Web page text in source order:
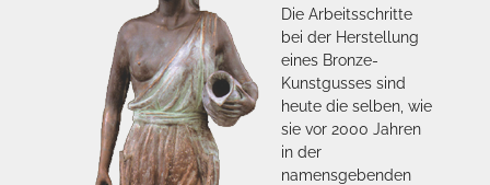
Die Arbeitsschritte
bei der Herstellung
eines Bronze-
Kunstgusses sind
heute die selben, wie
sie vor 2000 Jahren
in der
namensgebenden